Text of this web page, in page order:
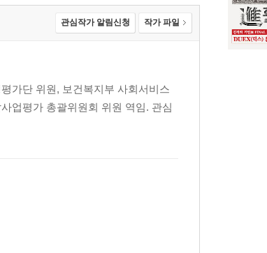
관심작가 알림신청 작가 파일
가단 위원, 보건복지부 사회서비스
업평가 총괄위원회 위원 역임. 관심